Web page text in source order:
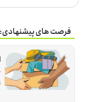
فرصت های پیشنهادی: